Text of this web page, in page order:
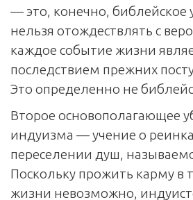
— это, конечно, библейское
нельзя отождествлять с
каждое событие жизни
последствием прежних
Это определенно не
Второе основополагающее
индуизма — учение о
переселении душ,
Поскольку прожить карму в
жизни невозможно,